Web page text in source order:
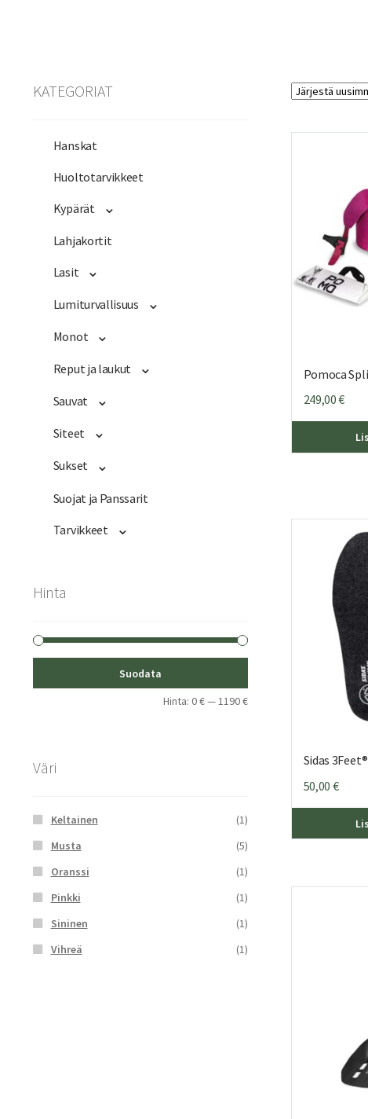
Pomoca
249,00€
Sidas
50,00 €
KATEGORIAT
Hanskat
Huoltotarvikkeet
Kypärät
Lahjakortit
Lasit
Lumiturvallisuus
Monot
Reput ja laukut
Sauvat
Siteet
Sukset
Suojat ja Panssarit
Tarvikkeet
Hinta
Suodata
Hinta: 0 €—1190 €
Väri
Keltainen
(1)
Musta
(5)
Oranssi
(1)
Pinkki
(1)
Sininen
(1)
Vihreä
(1)